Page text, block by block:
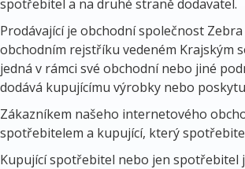
spotřebitel a na druhé straně dodavatel.
Prodávající je obchodní společnost
obchodním rejstříku vedeném Krajským
jedná v rámci své obchodní nebo jiné
dodává kupujícímu výrobky nebo
Zákazníkem našeho internetového
spotřebitelem a kupující, který
Kupující spotřebitel nebo jen spotřebitel